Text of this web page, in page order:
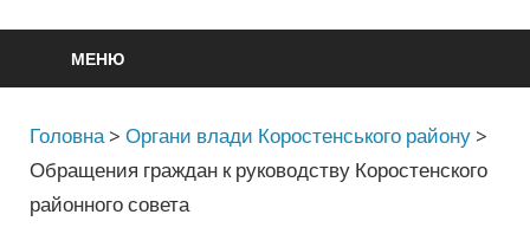
МЕНЮ
Головна >Органи влади Коростенського району >
Обращения граждан к руководству Коростенского
районного совета